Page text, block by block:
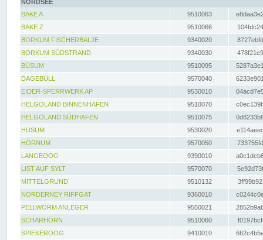
NORDSEE
BAKE A
9510063
BAKE Z
9510066
BORKUM FISCHERBALJE
9340020
BORKUM SÜDSTRAND
9340030
BÜSUM
9510095
DAGEBÜLL
9570040
EIDER-SPERRWERK AP
9530010
HELGOLAND BINNENHAFEN
9510070
HELGOLAND SÜDHAFEN
9510075
HUSUM
9530020
HÖRNUM
9570050
LANGEOOG
9390010
LIST AUF SYLT
9570070
MITTELGRUND
9510132
NORDERNEY RIFFGAT
9360010
PELLWORM ANLEGER
9550021
SCHARHÖRN
9510060
SPIEKEROOG
9410010